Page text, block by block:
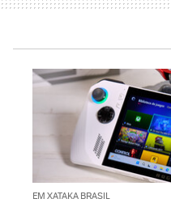
EM XATAKA BRASIL